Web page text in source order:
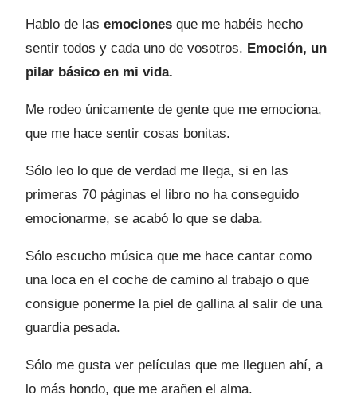
Hablo de las emociones que me habéis hecho
sentir todos y cada uno de vosotros. Emoción, un
pilar básico en mi vida.
Me rodeo únicamente de gente que me emociona,
que me hace sentir cosas bonitas.
Sólo leo lo que de verdad me llega, si en las
primeras 70 páginas el libro no ha conseguido
emocionarme, se acabó lo que se daba.
Sólo escucho música que me hace cantar como
una loca en el coche de camino al trabajo o que
consigue ponerme la piel de gallina al salir de una
guardia pesada.
Sólo me gusta ver películas que me lleguen ahí, a
lo más hondo, que me arañen el alma.